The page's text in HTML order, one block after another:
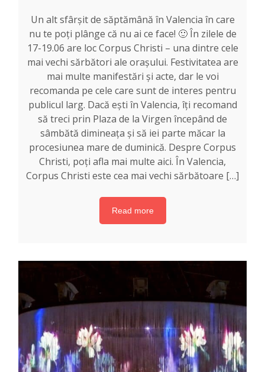
Un alt sfârșit de săptămână în Valencia în care
nu te poți plânge că nu ai ce face! 🙂 În zilele de
17-19.06 are loc Corpus Christi – una dintre cele
mai vechi sărbători ale orașului. Festivitatea are
mai multe manifestări și acte, dar le voi
recomanda pe cele care sunt de interes pentru
publicul larg. Dacă ești în Valencia, îți recomand
să treci prin Plaza de la Virgen începând de
sâmbătă dimineața și să iei parte măcar la
procesiunea mare de duminică. Despre Corpus
Christi, poți afla mai multe aici. În Valencia,
Corpus Christi este cea mai vechi sărbătoare […]
Read more